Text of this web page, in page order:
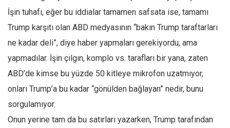
İşin tuhafı, eğer bu iddialar tamamen safsata ise, tamamı
Trump karşıtı olan ABD medyasının “bakın Trump taraftarları
ne kadar deli”, diye haber yapmaları gerekiyordu, ama
yapmadılar. İşin çılgın, komplo vs. tarafları bir yana, zaten
ABD’de kimse bu yüzde 50 kitleye mikrofon uzatmıyor,
onları Trump’a bu kadar “gönülden bağlayan” nedir, bunu
sorgulamıyor.
Onun yerine tam da bu satırları yazarken, Trump tarafından